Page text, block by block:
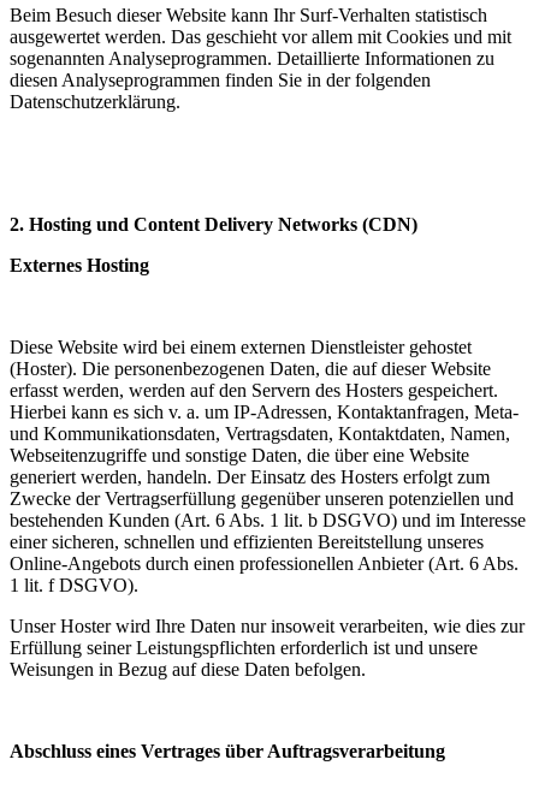
Beim Besuch dieser Website kann Ihr Surf-Verhalten statistisch
ausgewertet werden. Das geschieht vor allem mit Cookies und mit
sogenannten Analyseprogrammen. Detaillierte Informationen zu
diesen Analyseprogrammen finden Sie in der folgenden
Datenschutzerklärung.
2. Hosting und Content Delivery Networks (CDN)
Externes Hosting
Diese Website wird bei einem externen Dienstleister gehostet
(Hoster). Die personenbezogenen Daten, die auf dieser Website
erfasst werden, werden auf den Servern des Hosters gespeichert.
Hierbei kann es sich v. a. um IP-Adressen, Kontaktanfragen, Meta-
und Kommunikationsdaten, Vertragsdaten, Kontaktdaten, Namen,
Webseitenzugriffe und sonstige Daten, die über eine Website
generiert werden, handeln. Der Einsatz des Hosters erfolgt zum
Zwecke der Vertragserfüllung gegenüber unseren potenziellen und
bestehenden Kunden (Art. 6 Abs. 1 lit. b DSGVO) und im Interesse
einer sicheren, schnellen und effizienten Bereitstellung unseres
Online-Angebots durch einen professionellen Anbieter (Art. 6 Abs.
1 lit. f DSGVO).
Unser Hoster wird Ihre Daten nur insoweit verarbeiten, wie dies zur
Erfüllung seiner Leistungspflichten erforderlich ist und unsere
Weisungen in Bezug auf diese Daten befolgen.
Abschluss eines Vertrages über Auftragsverarbeitung